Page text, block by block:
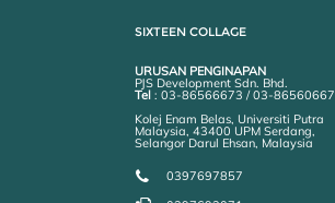
SIXTEEN COLLAGE
URUSAN PENGINAPAN
PJS Development Sdn. Bhd.
Tel : 03-86566673 / 03-86560667
Kolej Enam Belas, Universiti Putra
Malaysia, 43400 UPM Serdang,
Selangor Darul Ehsan, Malaysia
0397697857